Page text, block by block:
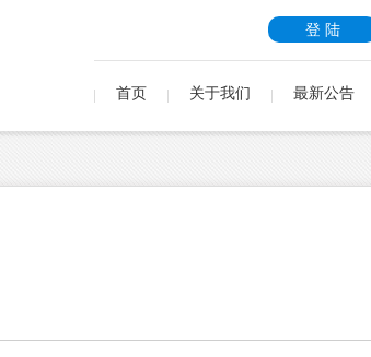
登 陆
首页 关于我们 最新公告